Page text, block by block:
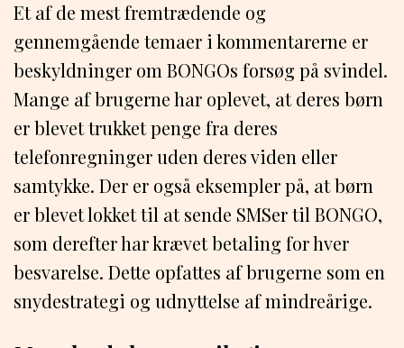
Et af de mest fremtrædende og
gennemgående temaer i kommentarerne er
beskyldninger om BONGOs forsøg på svindel.
Mange af brugerne har oplevet, at deres børn
er blevet trukket penge fra deres
telefonregninger uden deres viden eller
samtykke. Der er også eksempler på, at børn
er blevet lokket til at sende SMSer til BONGO,
som derefter har krævet betaling for hver
besvarelse. Dette opfattes af brugerne som en
snydestrategi og udnyttelse af mindreårige.